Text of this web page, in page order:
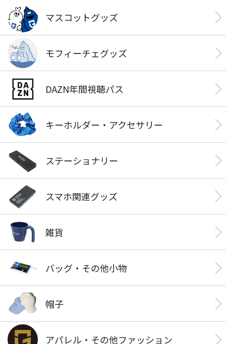
マスコットグッズ
モフィーチェグッズ
DAZN年間視聴パス
キーホルダー・アクセサリー
ステーショナリー
スマホ関連グッズ
雑貨
バッグ・その他小物
帽子
アパレル・その他ファッション